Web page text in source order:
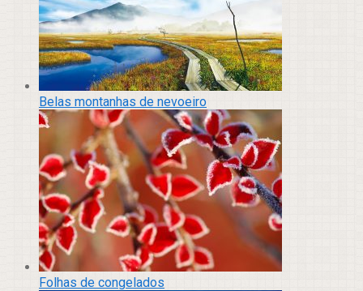
Belas montanhas de nevoeiro
Folhas de congelados